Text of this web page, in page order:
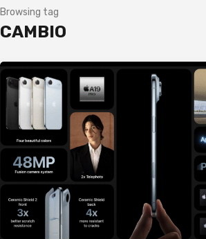
Browsing tag
CAMBIO